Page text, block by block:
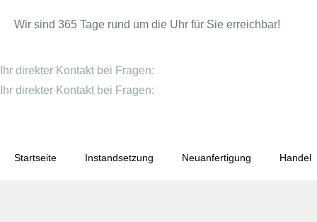
Wir sind 365 Tage rund um die Uhr für Sie erreichbar!
Ihr direkter Kontakt bei Fragen:
Ihr direkter Kontakt bei Fragen:
Startseite Instandsetzung Neuanfertigung Handel